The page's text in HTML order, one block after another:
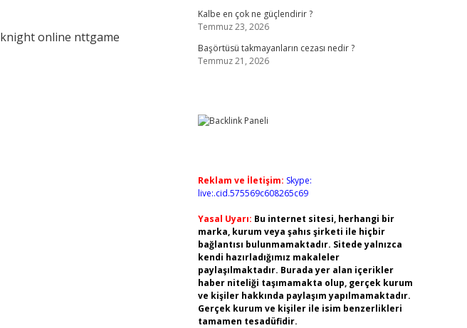
knight online nttgame
Kalbe en çok ne güçlendirir ?
Temmuz 23, 2026
Başörtüsü takmayanların cezası nedir ?
Temmuz 21, 2026
Reklam ve İletişim: Skype:
live:.cid.575569c608265c69
Yasal Uyarı: Bu internet sitesi, herhangi bir
marka, kurum veya şahıs şirketi ile hiçbir
bağlantısı bulunmamaktadır. Sitede yalnızca
kendi hazırladığımız makaleler
paylaşılmaktadır. Burada yer alan içerikler
haber niteliği taşımamakta olup, gerçek kurum
ve kişiler hakkında paylaşım yapılmamaktadır.
Gerçek kurum ve kişiler ile isim benzerlikleri
tamamen tesadüfidir.